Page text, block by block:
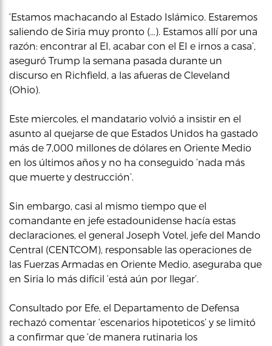
‘Estamos machacando al Estado Islámico. Estaremos
saliendo de Siria muy pronto (…). Estamos allí por una
razón: encontrar al EI, acabar con el EI e irnos a casa’,
aseguró Trump la semana pasada durante un
discurso en Richfield, a las afueras de Cleveland
(Ohio).
Este miercoles, el mandatario volvió a insistir en el
asunto al quejarse de que Estados Unidos ha gastado
más de 7,000 millones de dólares en Oriente Medio
en los últimos años y no ha conseguido ‘nada más
que muerte y destrucción’.
Sin embargo, casi al mismo tiempo que el
comandante en jefe estadounidense hacía estas
declaraciones, el general Joseph Votel, jefe del Mando
Central (CENTCOM), responsable las operaciones de
las Fuerzas Armadas en Oriente Medio, aseguraba que
en Siria lo más difícil ‘está aún por llegar’.
Consultado por Efe, el Departamento de Defensa
rechazó comentar ‘escenarios hipoteticos’ y se limitó
a confirmar que ‘de manera rutinaria los